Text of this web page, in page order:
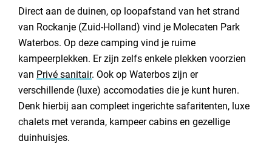
Direct aan de duinen, op loopafstand van het strand
van Rockanje (Zuid-Holland) vind je Molecaten Park
Waterbos. Op deze camping vind je ruime
kampeerplekken. Er zijn zelfs enkele plekken voorzien
van Privé sanitair. Ook op Waterbos zijn er
verschillende (luxe) accomodaties die je kunt huren.
Denk hierbij aan compleet ingerichte safaritenten, luxe
chalets met veranda, kampeer cabins en gezellige
duinhuisjes.